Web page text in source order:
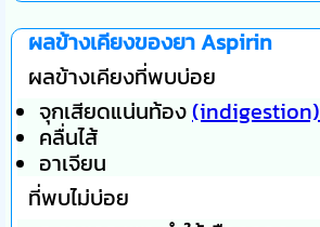
ผลข้างเคียงของยา Aspirin
ผลข้างเคียงที่พบบ่อย
จุกเสียดแน่นท้อง(indigestion)
คลื่นไส้
อาเจียน
ที่พบไม่บ่อย